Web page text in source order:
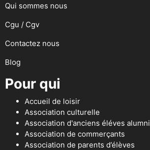
Qui sommes nous
Cgu / Cgv
Contactez nous
Blog
Pour qui
Accueil de loisir
Association culturelle
Association d'anciens éléves alumni
Association de commerçants
Association de parents d’élèves